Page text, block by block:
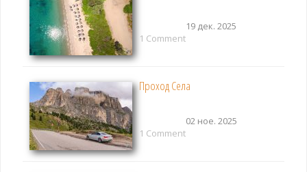
19 дек. 2025
1 Comment
Проход Села
02 ное. 2025
1 Comment